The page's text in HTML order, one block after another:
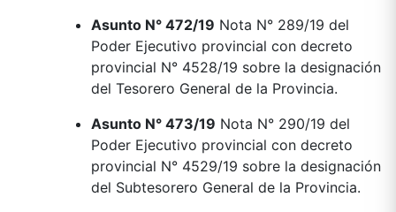
Asunto N° 472/19 Nota N° 289/19 del
Poder Ejecutivo provincial con decreto
provincial N° 4528/19 sobre la designación
del Tesorero General de la Provincia.
Asunto N° 473/19 Nota N° 290/19 del
Poder Ejecutivo provincial con decreto
provincial N° 4529/19 sobre la designación
del Subtesorero General de la Provincia.